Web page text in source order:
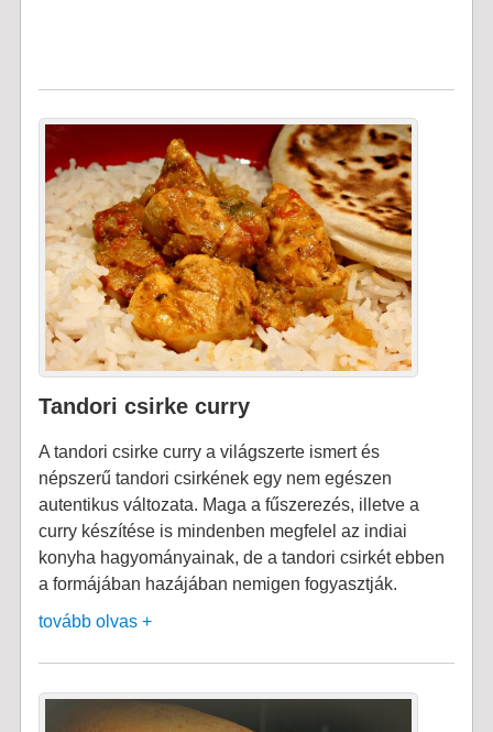
Tandori csirke curry
A tandori csirke curry a világszerte ismert és
népszerű tandori csirkének egy nem egészen
autentikus változata. Maga a fűszerezés, illetve a
curry készítése is mindenben megfelel az indiai
konyha hagyományainak, de a tandori csirkét ebben
a formájában hazájában nemigen fogyasztják.
tovább olvas +